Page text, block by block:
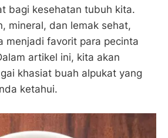
bagi kesehatan tubuh kita.
mineral, dan lemak sehat,
menjadi favorit para pecinta
artikel ini, kita akan
khasiat buah alpukat yang
ketahui.